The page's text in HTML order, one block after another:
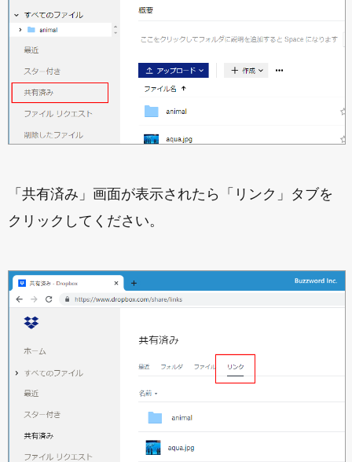
「共有済み」画面が表示されたら「リンク」タブを
クリックしてください。